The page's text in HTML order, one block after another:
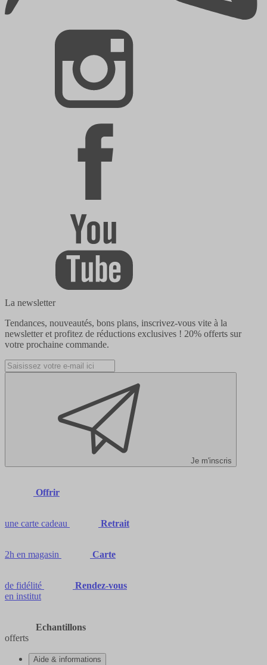
La newsletter
Tendances, nouveautés, bons plans, inscrivez-vous vite à la
newsletter et profitez de réductions exclusives ! 20% offerts sur
votre prochaine commande.
Je m'inscris
Offrir
une carte cadeau Retrait
2h en magasin Carte
de fidélité
Rendez-vous
en institut
Echantillons
offerts
Aide & informations